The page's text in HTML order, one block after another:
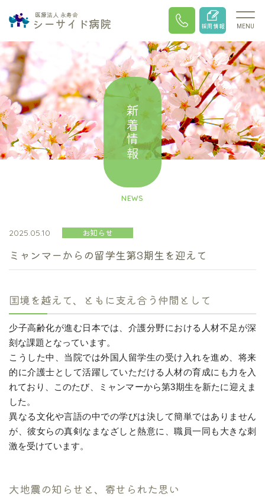
医療法人 永寿会
シーサイド病院 採用情報 MENU
新着情報
NEWS
2025.05.10 お知らせ
ミャンマーからの留学生第3期生を迎えて
国境を越えて、ともに支え合う仲間として
少子高齢化が進む日本では、介護分野における人材不足が深
刻な課題となっています。
こうした中、当院では外国人留学生の受け入れを進め、将来
的に介護士として活躍していただける人材の育成にも力を入
れており、このたび、ミャンマーから第3期生を新たに迎えま
した。
異なる文化や言語の中での学びは決して簡単ではありません
が、彼女らの真剣なまなざしと熱意に、職員一同も大きな刺
激を受けています。
大地震の知らせと、寄せられた思い